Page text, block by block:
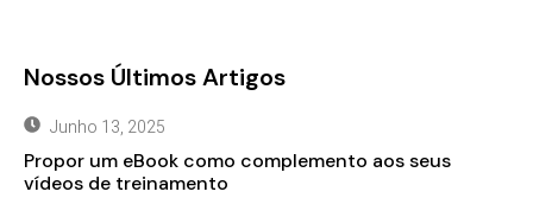
Nossos Últimos Artigos
Junho 13, 2025
Propor um eBook como complemento aos seus
vídeos de treinamento